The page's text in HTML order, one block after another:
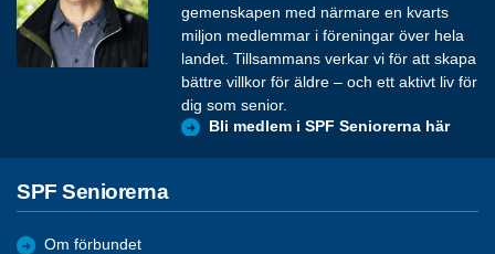
gemenskapen med närmare en kvarts
miljon medlemmar i föreningar över hela
landet. Tillsammans verkar vi för att skapa
bättre villkor för äldre – och ett aktivt liv för
dig som senior.
Bli medlem i SPF Seniorerna här
SPF Seniorerna
Om förbundet